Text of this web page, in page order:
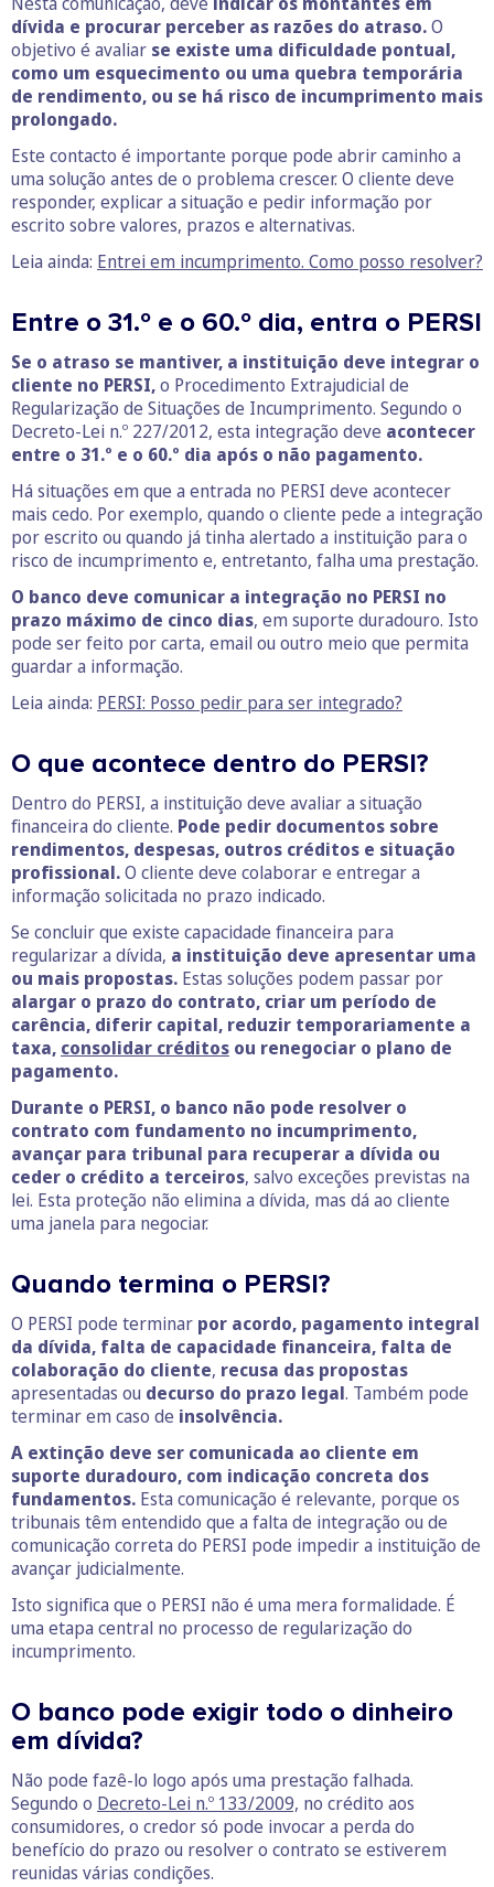
dívida e procurar perceber as razões do atraso.O
objetivo é avaliar se existe uma dificuldade pontual,
como um esquecimento ou uma quebra temporária
de rendimento, ou se há risco de incumprimento mais
prolongado.
Este contacto é importante porque pode abrir caminho a
uma solução antes de o problema crescer. O cliente deve
responder, explicar a situação e pedir informação por
escrito sobre valores, prazos e alternativas.
Leia ainda: Entrei em incumprimento. Como posso resolver?
Entre o 31.º e o 60.º dia, entra o PERSI
Se o atraso se mantiver, a instituição deve integrar o
cliente no PERSI,o Procedimento Extrajudicial de
Regularização de Situações de Incumprimento. Segundo o
Decreto-Lei n.º 227/2012, esta integração deve acontecer
entre o 31.º e o 60.º dia após o não pagamento.
Há situações em que a entrada no PERSI deve acontecer
mais cedo. Por exemplo, quando o cliente pede a integração
por escrito ou quando já tinha alertado a instituição para o
risco de incumprimento e, entretanto, falha uma prestação.
O banco deve comunicar a integração no PERSI no
prazo máximo de cinco dias, em suporte duradouro. Isto
pode ser feito por carta, email ou outro meio que permita
guardar a informação.
Leia ainda: PERSI: Posso pedir para ser integrado?
O que acontece dentro do PERSI?
Dentro do PERSI, a instituição deve avaliar a situação
financeira do cliente. Pode pedir documentos sobre
rendimentos, despesas, outros créditos e situação
profissional.O cliente deve colaborar e entregar a
informação solicitada no prazo indicado.
Se concluir que existe capacidade financeira para
regularizar a dívida, a instituição deve apresentar uma
ou mais propostas. Estas soluções podem passar por
alargar o prazo do contrato, criar um período de
carência, diferir capital, reduzir temporariamente a
taxa, consolidar créditos ou renegociar o plano de
pagamento.
Durante o PERSI, o banco não pode resolver o
contrato com fundamento no incumprimento,
avançar para tribunal para recuperar a dívida ou
ceder o crédito a terceiros, salvo exceções previstas na
lei. Esta proteção não elimina a dívida, mas dá ao cliente
uma janela para negociar.
Quando termina o PERSI?
O PERSI pode terminar por acordo, pagamento integral
da dívida, falta de capacidade financeira, falta de
colaboração do cliente, recusa das propostas
apresentadas ou decurso do prazo legal. Também pode
terminar em caso de insolvência.
A extinção deve ser comunicada ao cliente em
suporte duradouro, com indicação concreta dos
fundamentos. Esta comunicação é relevante, porque os
tribunais têm entendido que a falta de integração ou de
comunicação correta do PERSI pode impedir a instituição de
avançar judicialmente.
Isto significa que o PERSI não é uma mera formalidade. É
uma etapa central no processo de regularização do
incumprimento.
O banco pode exigir todo o dinheiro
em dívida?
Não pode fazê-lo logo após uma prestação falhada.
Segundo o Decreto-Lei n.º 133/2009, no crédito aos
consumidores, o credor só pode invocar a perda do
benefício do prazo ou resolver o contrato se estiverem
reunidas várias condições.